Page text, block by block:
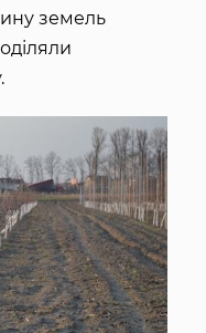
земель